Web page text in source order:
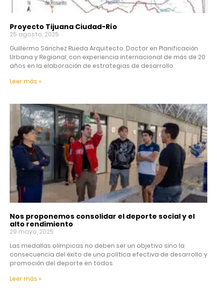
Proyecto Tijuana Ciudad-Río
25 agosto, 2025
Guillermo Sánchez Rueda Arquitecto. Doctor en Planificación
Urbana y Regional, con experiencia internacional de más de 20
años en la elaboración de estrategias de desarrollo
Leer más »
Nos proponemos consolidar el deporte social y el
alto rendimiento
29 mayo, 2025
Las medallas olímpicas no deben ser un objetivo sino la
consecuencia del éxito de una política efectiva de desarrollo y
promoción del deporte en todos
Leer más »